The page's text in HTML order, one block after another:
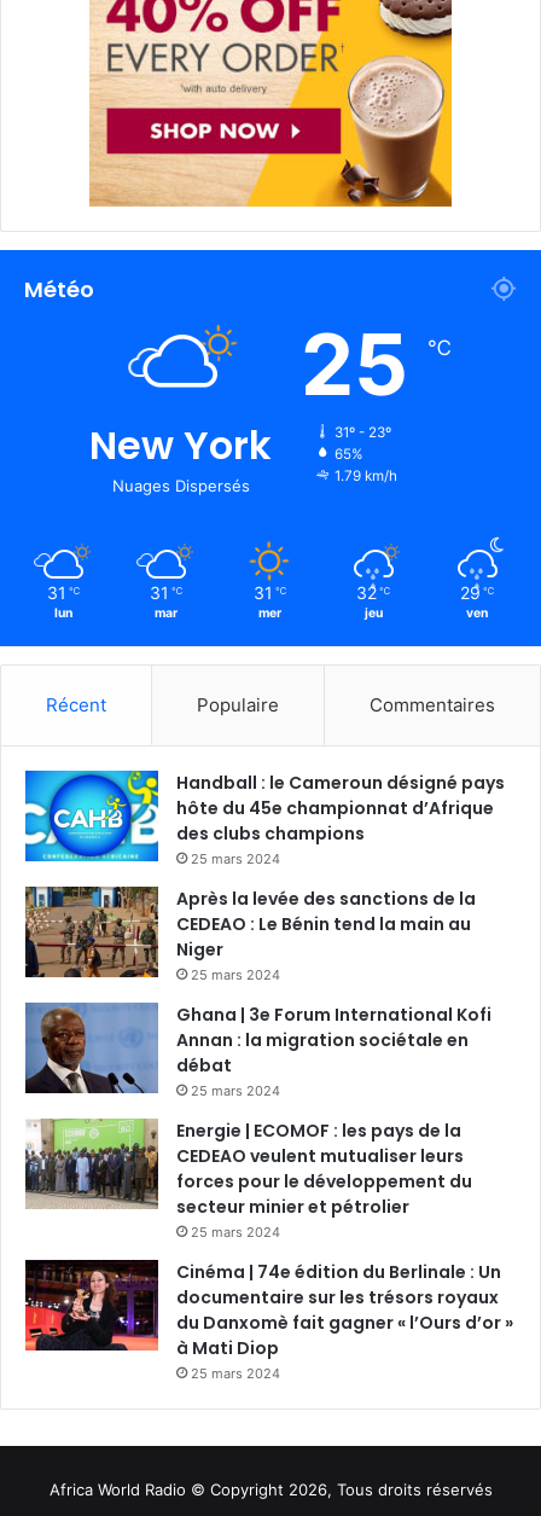
Météo
New York
Nuages Dispersés
25 ℃
31º - 23º
65%
1.79 km/h
31 ℃
lun
31 ℃
mar
31 ℃
mer
32 ℃
jeu
29 ℃
ven
Récent Populaire Commentaires
Handball : le Cameroun désigné pays
hôte du 45e championnat d’Afrique
des clubs champions
25 mars 2024
Après la levée des sanctions de la
CEDEAO : Le Bénin tend la main au
Niger
25 mars 2024
Ghana | 3e Forum International Kofi
Annan : la migration sociétale en
débat
25 mars 2024
Energie | ECOMOF : les pays de la
CEDEAO veulent mutualiser leurs
forces pour le développement du
secteur minier et pétrolier
25 mars 2024
Cinéma | 74e édition du Berlinale : Un
documentaire sur les trésors royaux
du Danxomè fait gagner « l’Ours d’or »
à Mati Diop
25 mars 2024
Africa World Radio © Copyright 2026, Tous droits réservés